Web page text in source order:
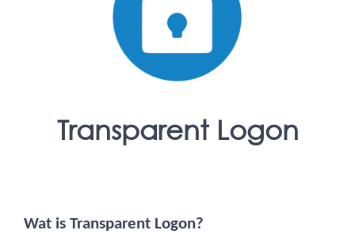
Transparent Logon
Wat is Transparent Logon?